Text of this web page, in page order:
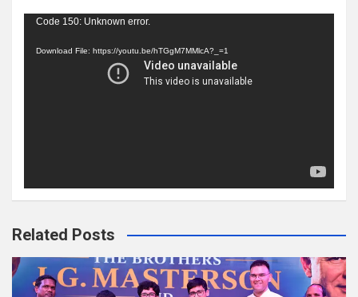
Video
Code 150: Unknown error.
Download File: https://youtu.be/hTGgM7MMlcA?_=1
Related Posts